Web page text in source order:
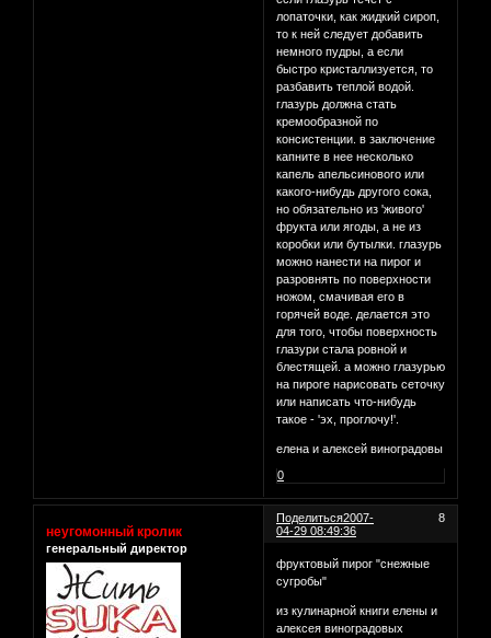
лопаточки, как жидкий сироп,
то к ней следует добавить
немного пудры, а если
быстро кристаллизуется, то
разбавить теплой водой.
глазурь должна стать
кремообразной по
консистенции. в заключение
капните в нее несколько
капель апельсинового или
какого-нибудь другого сока,
но обязательно из 'живого'
фрукта или ягоды, а не из
коробки или бутылки. глазурь
можно нанести на пирог и
разровнять по поверхности
ножом, смачивая его в
горячей воде. делается это
для того, чтобы поверхность
глазури стала ровной и
блестящей. а можно глазурью
на пироге нарисовать сеточку
или написать что-нибудь
такое - 'эх, проглочу!'.
елена и алексей виноградовы
0
Поделиться 8
2007-
04-29 08:49:36
неугомонный кролик
генеральный директор
фруктовый пирог "снежные
сугробы"
из кулинарной книги елены и
алексея виноградовых